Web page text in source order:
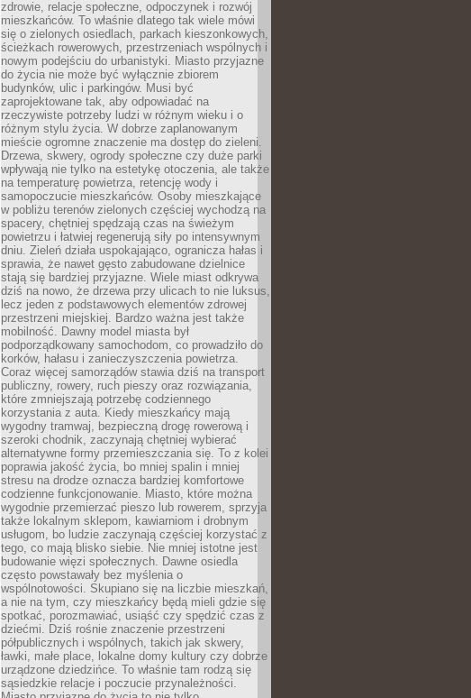
zdrowie, relacje społeczne, odpoczynek i rozwój
mieszkańców. To właśnie dlatego tak wiele mówi
się o zielonych osiedlach, parkach kieszonkowych,
ścieżkach rowerowych, przestrzeniach wspólnych i
nowym podejściu do urbanistyki. Miasto przyjazne
do życia nie może być wyłącznie zbiorem
budynków, ulic i parkingów. Musi być
zaprojektowane tak, aby odpowiadać na
rzeczywiste potrzeby ludzi w różnym wieku i o
różnym stylu życia. W dobrze zaplanowanym
mieście ogromne znaczenie ma dostęp do zieleni.
Drzewa, skwery, ogrody społeczne czy duże parki
wpływają nie tylko na estetykę otoczenia, ale także
na temperaturę powietrza, retencję wody i
samopoczucie mieszkańców. Osoby mieszkające
w pobliżu terenów zielonych częściej wychodzą na
spacery, chętniej spędzają czas na świeżym
powietrzu i łatwiej regenerują siły po intensywnym
dniu. Zieleń działa uspokajająco, ogranicza hałas i
sprawia, że nawet gęsto zabudowane dzielnice
stają się bardziej przyjazne. Wiele miast odkrywa
dziś na nowo, że drzewa przy ulicach to nie luksus,
lecz jeden z podstawowych elementów zdrowej
przestrzeni miejskiej. Bardzo ważna jest także
mobilność. Dawny model miasta był
podporządkowany samochodom, co prowadziło do
korków, hałasu i zanieczyszczenia powietrza.
Coraz więcej samorządów stawia dziś na transport
publiczny, rowery, ruch pieszy oraz rozwiązania,
które zmniejszają potrzebę codziennego
korzystania z auta. Kiedy mieszkańcy mają
wygodny tramwaj, bezpieczną drogę rowerową i
szeroki chodnik, zaczynają chętniej wybierać
alternatywne formy przemieszczania się. To z kolei
poprawia jakość życia, bo mniej spalin i mniej
stresu na drodze oznacza bardziej komfortowe
codzienne funkcjonowanie. Miasto, które można
wygodnie przemierzać pieszo lub rowerem, sprzyja
także lokalnym sklepom, kawiarniom i drobnym
usługom, bo ludzie zaczynają częściej korzystać z
tego, co mają blisko siebie. Nie mniej istotne jest
budowanie więzi społecznych. Dawne osiedla
często powstawały bez myślenia o
wspólnotowości. Skupiano się na liczbie mieszkań,
a nie na tym, czy mieszkańcy będą mieli gdzie się
spotkać, porozmawiać, usiąść czy spędzić czas z
dziećmi. Dziś rośnie znaczenie przestrzeni
półpublicznych i wspólnych, takich jak skwery,
ławki, małe place, lokalne domy kultury czy dobrze
urządzone dziedzińce. To właśnie tam rodzą się
sąsiedzkie relacje i poczucie przynależności.